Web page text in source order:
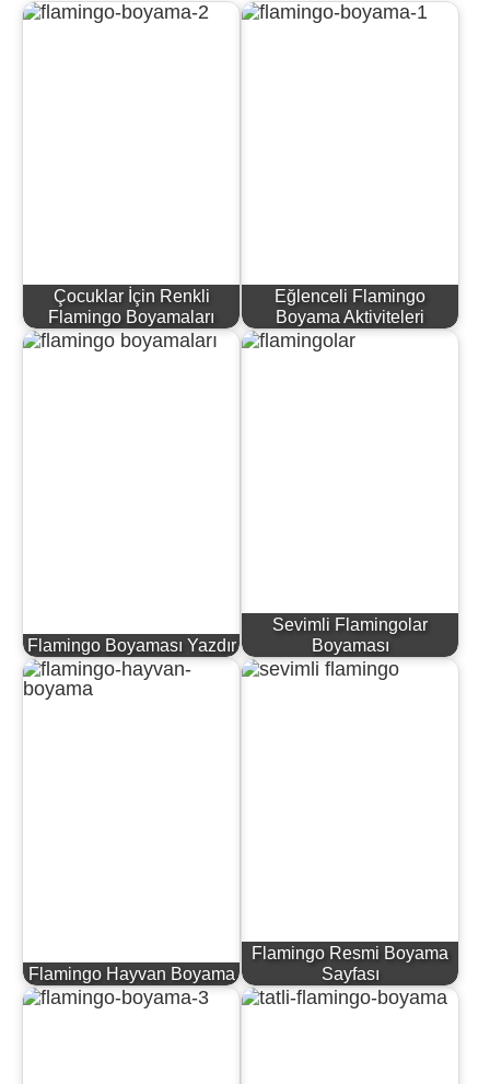
Çocuklar İçin Renkli
Flamingo Boyamaları
Eğlenceli Flamingo
Boyama Aktiviteleri
Flamingo Boyaması Yazdır
Sevimli Flamingolar
Boyaması
Flamingo Hayvan Boyama
Flamingo Resmi Boyama
Sayfası